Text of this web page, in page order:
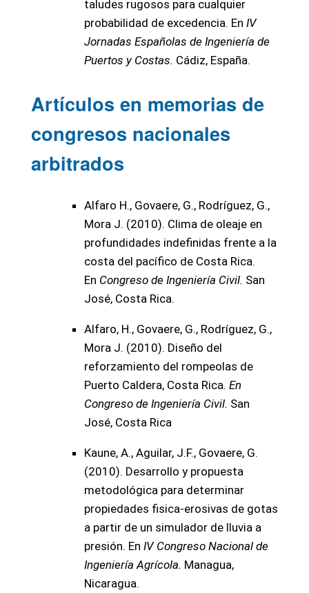
taludes rugosos para cualquier
probabilidad de excedencia. En IV
Jornadas Españolas de Ingeniería de
Puertos y Costas. Cádiz, España.
Artículos en memorias de
congresos nacionales
arbitrados
Alfaro H., Govaere, G., Rodríguez, G.,
Mora J. (2010). Clima de oleaje en
profundidades indefinidas frente a la
costa del pacífico de Costa Rica.
En Congreso de Ingeniería Civil. San
José, Costa Rica.
Alfaro, H., Govaere, G., Rodríguez, G.,
Mora J. (2010). Diseño del
reforzamiento del rompeolas de
Puerto Caldera, Costa Rica. En
Congreso de Ingeniería Civil. San
José, Costa Rica
Kaune, A., Aguilar, J.F., Govaere, G.
(2010). Desarrollo y propuesta
metodológica para determinar
propiedades fisica-erosivas de gotas
a partir de un simulador de lluvia a
presión. En IV Congreso Nacional de
Ingeniería Agrícola. Managua,
Nicaragua.